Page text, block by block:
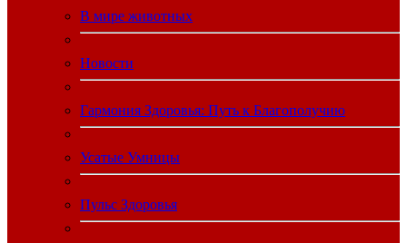
В мире животных
Новости
Гармония Здоровья: Путь к Благополучию
Усатые Умницы
Пульс Здоровья